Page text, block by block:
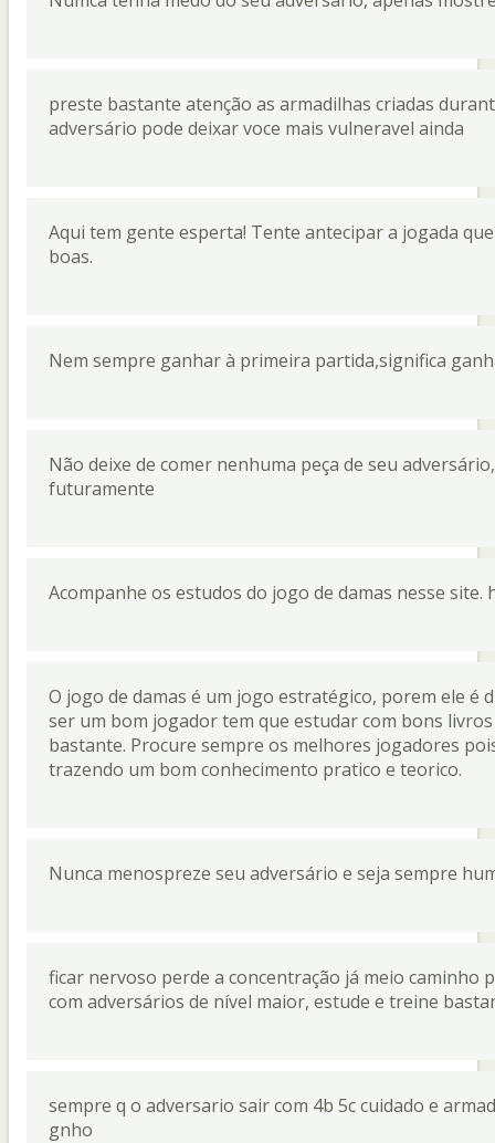
preste bastante atenção as armadilhas criadas
adversário pode deixar voce mais vulneravel ainda
Aqui tem gente esperta! Tente antecipar a jogada
boas.
Nem sempre ganhar à primeira partida,significa
Não deixe de comer nenhuma peça de seu
futuramente
Acompanhe os estudos do jogo de damas nesse
O jogo de damas é um jogo estratégico, porem ele é
ser um bom jogador tem que estudar com bons
bastante. Procure sempre os melhores jogadores
trazendo um bom conhecimento pratico e teorico.
Nunca menospreze seu adversário e seja sempre
ficar nervoso perde a concentração já meio caminho
com adversários de nível maior, estude e treine
sempre q o adversario sair com 4b 5c cuidado e
gnho